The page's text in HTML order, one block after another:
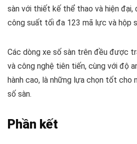
sàn với thiết kế thể thao và hiện đại,
công suất tối đa 123 mã lực và hộp
Các dòng xe số sàn trên đều được
và công nghệ tiên tiến, cùng với độ
hành cao, là những lựa chọn tốt cho
số sàn.
Phần kết